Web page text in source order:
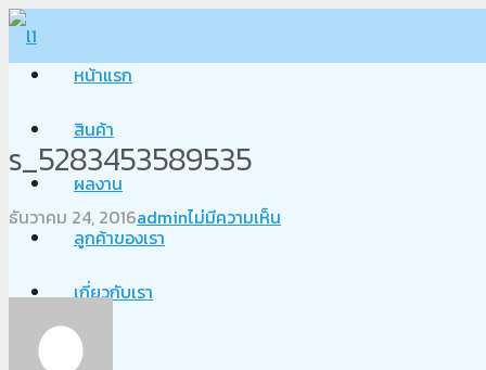
หน้าแรก
สินค้า
ผลงาน
ลูกค้าของเรา
เกี่ยวกับเรา
Blog
s_5283453589535
ธันวาคม 24, 2016adminไม่มีความเห็น